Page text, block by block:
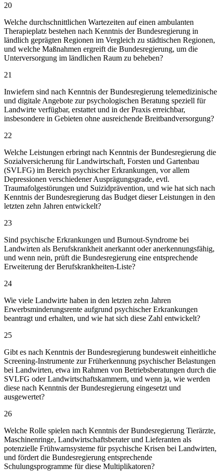
20
Welche durchschnittlichen Wartezeiten auf einen ambulanten
Therapieplatz bestehen nach Kenntnis der Bundesregierung in
ländlich geprägten Regionen im Vergleich zu städtischen Regionen,
und welche Maßnahmen ergreift die Bundesregierung, um die
Unterversorgung im ländlichen Raum zu beheben?
21
Inwiefern sind nach Kenntnis der Bundesregierung telemedizinische
und digitale Angebote zur psychologischen Beratung speziell für
Landwirte verfügbar, erstattet und in der Praxis erreichbar,
insbesondere in Gebieten ohne ausreichende Breitbandversorgung?
22
Welche Leistungen erbringt nach Kenntnis der Bundesregierung die
Sozialversicherung für Landwirtschaft, Forsten und Gartenbau
(SVLFG) im Bereich psychischer Erkrankungen, vor allem
Depressionen verschiedener Ausprägungsgrade, evtl.
Traumafolgestörungen und Suizidprävention, und wie hat sich nach
Kenntnis der Bundesregierung das Budget dieser Leistungen in den
letzten zehn Jahren entwickelt?
23
Sind psychische Erkrankungen und Burnout-Syndrome bei
Landwirten als Berufskrankheit anerkannt oder anerkennungsfähig,
und wenn nein, prüft die Bundesregierung eine entsprechende
Erweiterung der Berufskrankheiten-Liste?
24
Wie viele Landwirte haben in den letzten zehn Jahren
Erwerbsminderungsrente aufgrund psychischer Erkrankungen
beantragt und erhalten, und wie hat sich diese Zahl entwickelt?
25
Gibt es nach Kenntnis der Bundesregierung bundesweit einheitliche
Screening-Instrumente zur Früherkennung psychischer Belastungen
bei Landwirten, etwa im Rahmen von Betriebsberatungen durch die
SVLFG oder Landwirtschaftskammern, und wenn ja, wie werden
diese nach Kenntnis der Bundesregierung eingesetzt und
ausgewertet?
26
Welche Rolle spielen nach Kenntnis der Bundesregierung Tierärzte,
Maschinenringe, Landwirtschaftsberater und Lieferanten als
potenzielle Frühwarnsysteme für psychische Krisen bei Landwirten,
und fördert die Bundesregierung entsprechende
Schulungsprogramme für diese Multiplikatoren?